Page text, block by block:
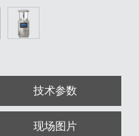
技术参数
现场图片